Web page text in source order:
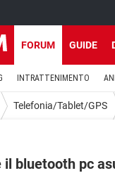
FORUM GUIDE
INTRATTENIMENTO
Telefonia/Tablet/GPS
il bluetooth pc